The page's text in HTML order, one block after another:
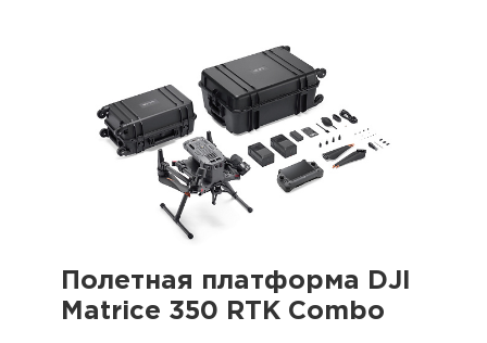
Полетная платформа DJI
Matrice 350 RTK Combo